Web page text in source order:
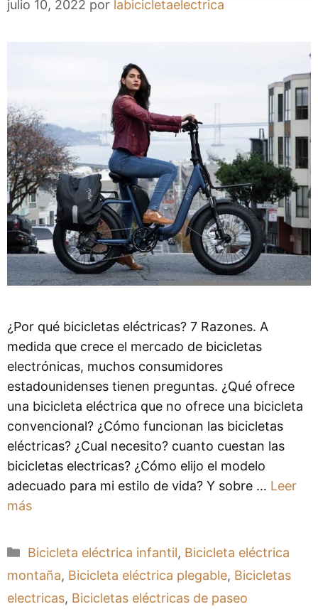
julio 10, 2022 por labicicletaelectrica
¿Por qué bicicletas eléctricas? 7 Razones. A
medida que crece el mercado de bicicletas
electrónicas, muchos consumidores
estadounidenses tienen preguntas. ¿Qué ofrece
una bicicleta eléctrica que no ofrece una bicicleta
convencional? ¿Cómo funcionan las bicicletas
eléctricas? ¿Cual necesito? cuanto cuestan las
bicicletas electricas? ¿Cómo elijo el modelo
adecuado para mi estilo de vida? Y sobre … Leer
más
Categorías
Bicicleta eléctrica infantil, Bicicleta eléctrica
montaña, Bicicleta eléctrica plegable, Bicicletas
electricas, Bicicletas eléctricas de paseo